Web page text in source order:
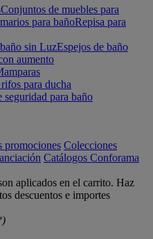
Conjuntos de muebles para
para bañoRepisa para
sin LuzEspejos de baño
aumento
para ducha
seguridad para baño
promociones Colecciones
Catálogos Conforama
aplicados en el carrito. Haz
descuentos e importes